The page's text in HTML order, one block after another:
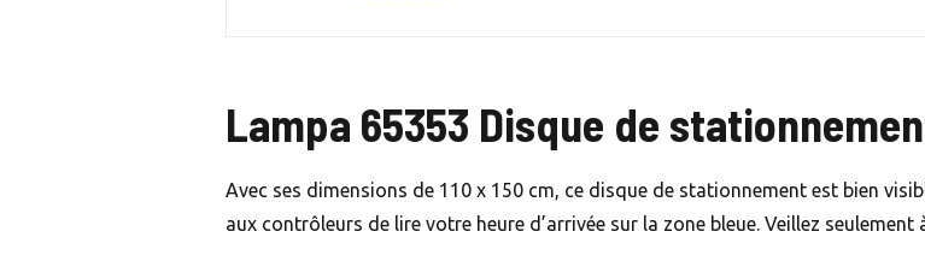
Lampa 65353 Disque de
Avec ses dimensions de 110 x 150 cm, ce disque de stationnement est bien
aux contrôleurs de lire votre heure d’arrivée sur la zone bleue. Veillez